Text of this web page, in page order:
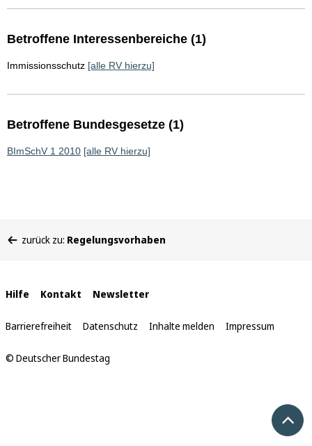
Betroffene Interessenbereiche (1)
Immissionsschutz [alle RV hierzu]
Betroffene Bundesgesetze (1)
BImSchV 1 2010 [alle RV hierzu]
befinden
zurück zu: Regelungsvorhaben
Interne
Links
Hilfe Kontakt Newsletter
Barrierefreiheit Datenschutz Inhalte melden Impressum
© Deutscher Bundestag